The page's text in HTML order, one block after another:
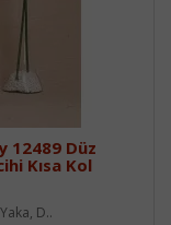
12489 Düz
Kısa Kol
D..